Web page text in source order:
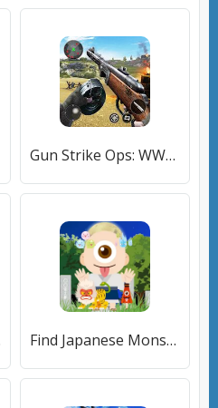
Gun Strike Ops: WW2 - World War II fps shooter
Find Japanese Monsters-Yokai-